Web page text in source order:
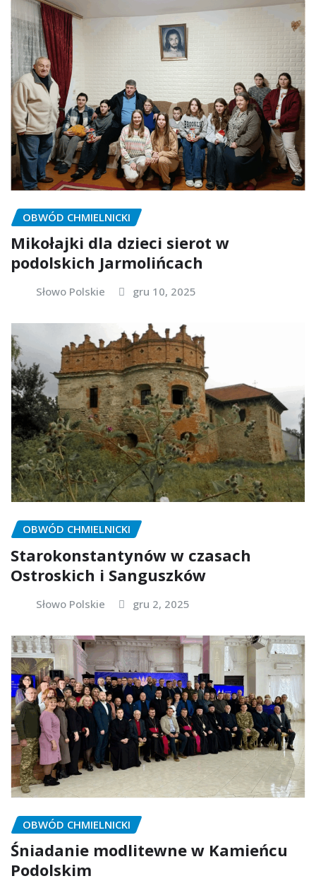
OBWÓD CHMIELNICKI
Mikołajki dla dzieci sierot w
podolskich Jarmolińcach
Słowo Polskie gru 10, 2025
OBWÓD CHMIELNICKI
Starokonstantynów w czasach
Ostroskich i Sanguszków
Słowo Polskie gru 2, 2025
OBWÓD CHMIELNICKI
Śniadanie modlitewne w Kamieńcu
Podolskim